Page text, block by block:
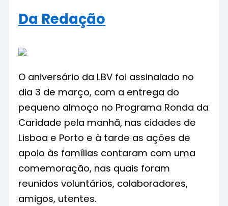
Da Redação
O aniversário da LBV foi assinalado no
dia 3 de março, com a entrega do
pequeno almoço no Programa Ronda da
Caridade pela manhã, nas cidades de
Lisboa e Porto e à tarde as ações de
apoio às famílias contaram com uma
comemoração, nas quais foram
reunidos voluntários, colaboradores,
amigos, utentes.